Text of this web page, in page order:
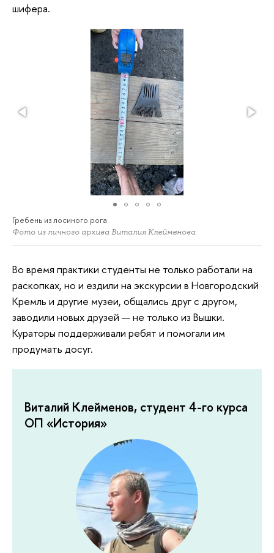
шифера.
Гребень из лосиного рога
Фото из личного архива Виталия Клейменова
Во время практики студенты не только работали на
раскопках, но и ездили на экскурсии в Новгородский
Кремль и другие музеи, общались друг с другом,
заводили новых друзей — не только из Вышки.
Кураторы поддерживали ребят и помогали им
продумать досуг.
Виталий Клейменов, студент 4-го курса
ОП «История»